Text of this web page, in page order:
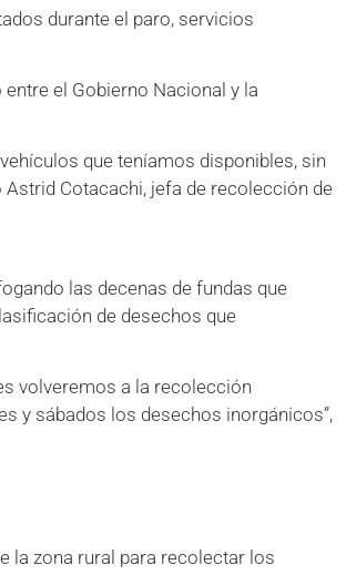
durante el paro, servicios
el Gobierno Nacional y la
que teníamos disponibles, sin
Cotacachi, jefa de recolección de
las decenas de fundas que
de desechos que
volveremos a la recolección
y sábados los desechos inorgánicos”,
la zona rural para recolectar los